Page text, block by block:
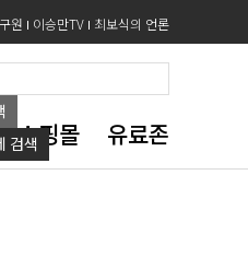
원 이승만TV 최보식의 언론
검색
쇼핑몰 유료존